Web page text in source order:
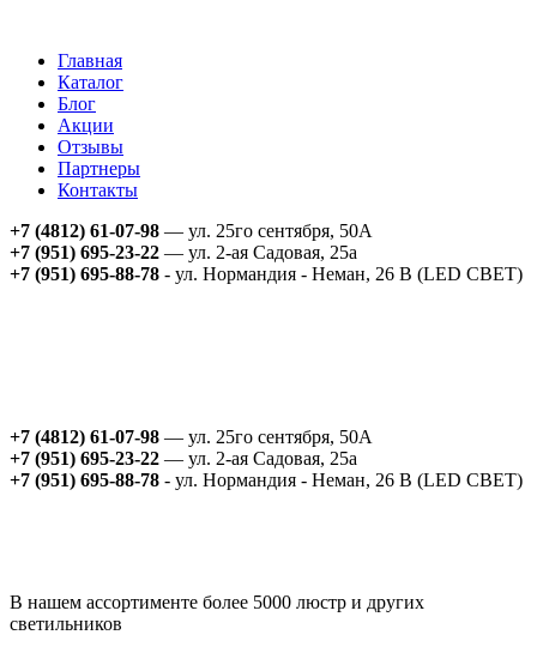
Главная
Каталог
Блог
Акции
Отзывы
Партнеры
Контакты
+7 (4812) 61-07-98 — ул. 25го сентября, 50А
+7 (951) 695-23-22 — ул. 2-ая Садовая, 25а
+7 (951) 695-88-78 - ул. Нормандия - Неман, 26 В (LED СВЕТ)
+7 (4812) 61-07-98 — ул. 25го сентября, 50А
+7 (951) 695-23-22 — ул. 2-ая Садовая, 25а
+7 (951) 695-88-78 - ул. Нормандия - Неман, 26 В (LED СВЕТ)
В нашем ассортименте более 5000 люстр и других
светильников